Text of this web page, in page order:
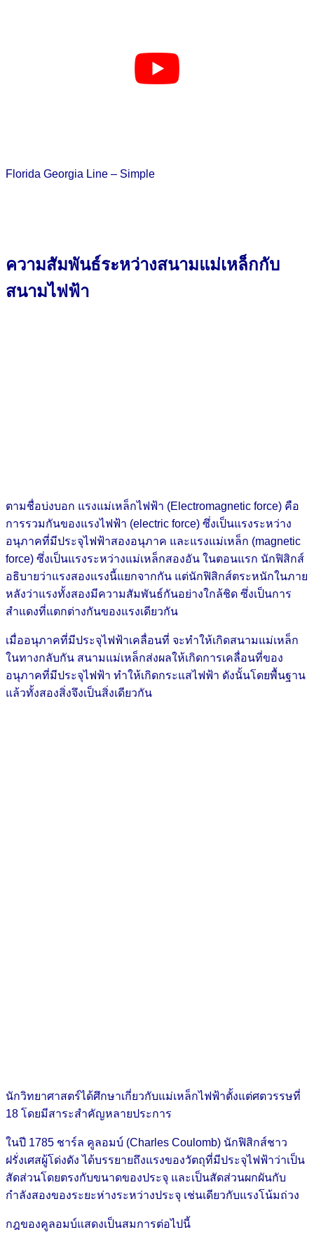
Florida Georgia Line – Simple
ความสัมพันธ์ระหว่างสนามแม่เหล็กกับ
สนามไฟฟ้า
ตามชื่อบ่งบอก แรงแม่เหล็กไฟฟ้า (Electromagnetic force) คือ
การรวมกันของแรงไฟฟ้า (electric force) ซึ่งเป็นแรงระหว่าง
อนุภาคที่มีประจุไฟฟ้าสองอนุภาค และแรงแม่เหล็ก (magnetic
force) ซึ่งเป็นแรงระหว่างแม่เหล็กสองอัน ในตอนแรก นักฟิสิกส์
อธิบายว่าแรงสองแรงนี้แยกจากกัน แต่นักฟิสิกส์ตระหนักในภาย
หลังว่าแรงทั้งสองมีความสัมพันธ์กันอย่างใกล้ชิด ซึ่งเป็นการ
สำแดงที่แตกต่างกันของแรงเดียวกัน
เมื่ออนุภาคที่มีประจุไฟฟ้าเคลื่อนที่ จะทำให้เกิดสนามแม่เหล็ก
ในทางกลับกัน สนามแม่เหล็กส่งผลให้เกิดการเคลื่อนที่ของ
อนุภาคที่มีประจุไฟฟ้า ทำให้เกิดกระแสไฟฟ้า ดังนั้นโดยพื้นฐาน
แล้วทั้งสองสิ่งจึงเป็นสิ่งเดียวกัน
นักวิทยาศาสตร์ได้ศึกษาเกี่ยวกับแม่เหล็กไฟฟ้าตั้งแต่ศตวรรษที่
18 โดยมีสาระสำคัญหลายประการ
ในปี 1785 ชาร์ล คูลอมบ์ (Charles Coulomb) นักฟิสิกส์ชาว
ฝรั่งเศสผู้โด่งดัง ได้บรรยายถึงแรงของวัตถุที่มีประจุไฟฟ้าว่าเป็น
สัดส่วนโดยตรงกับขนาดของประจุ และเป็นสัดส่วนผกผันกับ
กำลังสองของระยะห่างระหว่างประจุ เช่นเดียวกับแรงโน้มถ่วง
กฎของคูลอมบ์แสดงเป็นสมการต่อไปนี้